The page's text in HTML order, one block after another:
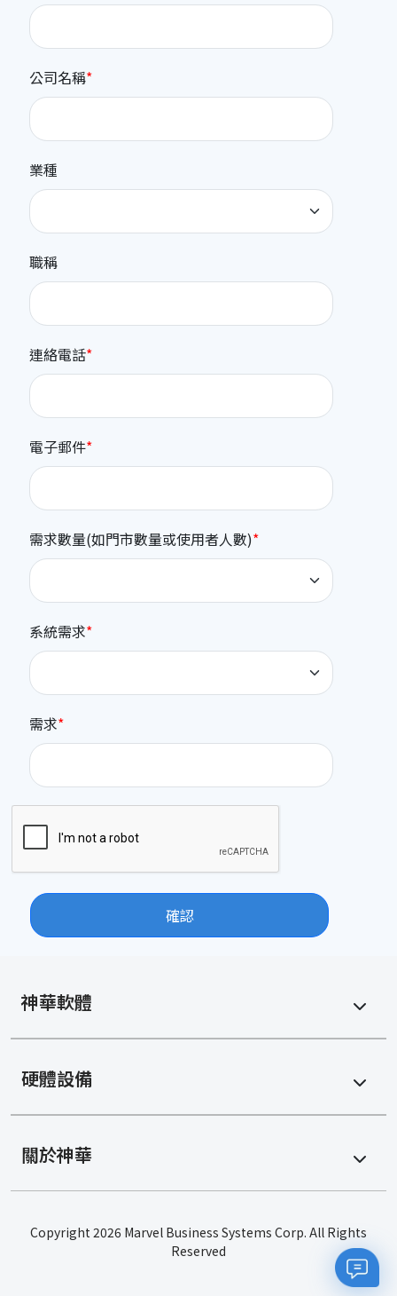
公司名稱
業種
職稱
連絡電話
電子郵件
需求數量(如門市數量或使用者人數)
系統需求
需求
確認
神華軟體
硬體設備
關於神華
Copyright 2026 Marvel Business Systems Corp. All Rights
Reserved